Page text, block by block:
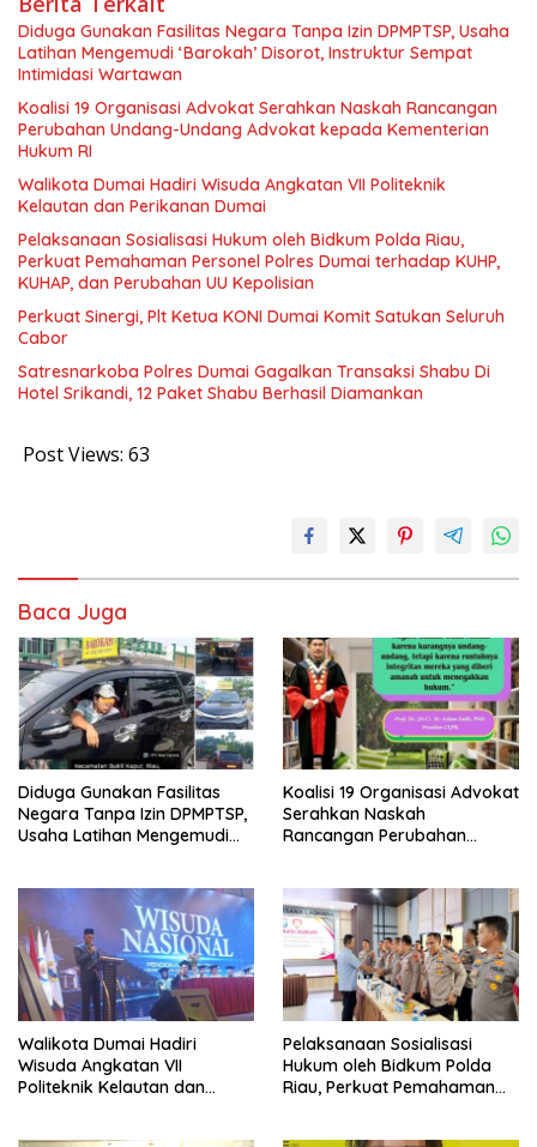
Diduga Gunakan Fasilitas Negara Tanpa Izin DPMPTSP, Usaha
Latihan Mengemudi ‘Barokah’ Disorot, Instruktur Sempat
Intimidasi Wartawan
Koalisi 19 Organisasi Advokat Serahkan Naskah Rancangan
Perubahan Undang-Undang Advokat kepada Kementerian
Hukum RI
Walikota Dumai Hadiri Wisuda Angkatan VII Politeknik
Kelautan dan Perikanan Dumai
Pelaksanaan Sosialisasi Hukum oleh Bidkum Polda Riau,
Perkuat Pemahaman Personel Polres Dumai terhadap KUHP,
KUHAP, dan Perubahan UU Kepolisian
Perkuat Sinergi, Plt Ketua KONI Dumai Komit Satukan Seluruh
Cabor
Satresnarkoba Polres Dumai Gagalkan Transaksi Shabu Di
Hotel Srikandi, 12 Paket Shabu Berhasil Diamankan
Post Views: 63
Baca Juga
Diduga Gunakan Fasilitas
Negara Tanpa Izin DPMPTSP,
Usaha Latihan Mengemudi
Koalisi 19 Organisasi Advokat
Serahkan Naskah
Rancangan Perubahan
RI
Walikota Dumai Hadiri
Wisuda Angkatan VII
Politeknik Kelautan dan
Pelaksanaan Sosialisasi
Hukum oleh Bidkum Polda
Riau, Perkuat Pemahaman